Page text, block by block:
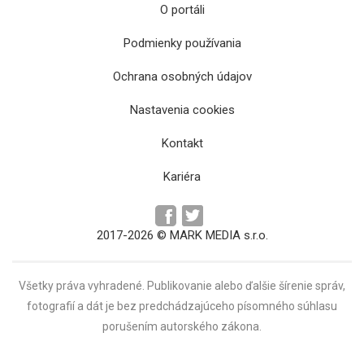
Art film prinesie bohatý sprievodný program
O portáli
Podmienky používania
Ochrana osobných údajov
Nastavenia cookies
Kontakt
Kariéra
2017-2026 © MARK MEDIA s.r.o.
Všetky práva vyhradené. Publikovanie alebo ďalšie šírenie správ,
fotografií a dát je bez predchádzajúceho písomného súhlasu
porušením autorského zákona.